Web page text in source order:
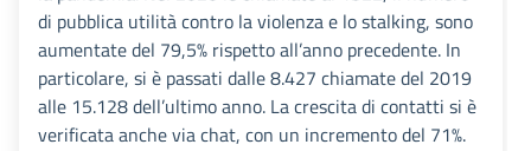
di pubblica utilità contro la violenza e lo stalking, sono
aumentate del 79,5% rispetto all’anno precedente. In
particolare, si è passati dalle 8.427 chiamate del 2019
alle 15.128 dell’ultimo anno. La crescita di contatti si è
verificata anche via chat, con un incremento del 71%.